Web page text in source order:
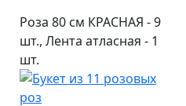
Роза 80 см КРАСНАЯ - 9
шт., Лента атласная - 1
шт.